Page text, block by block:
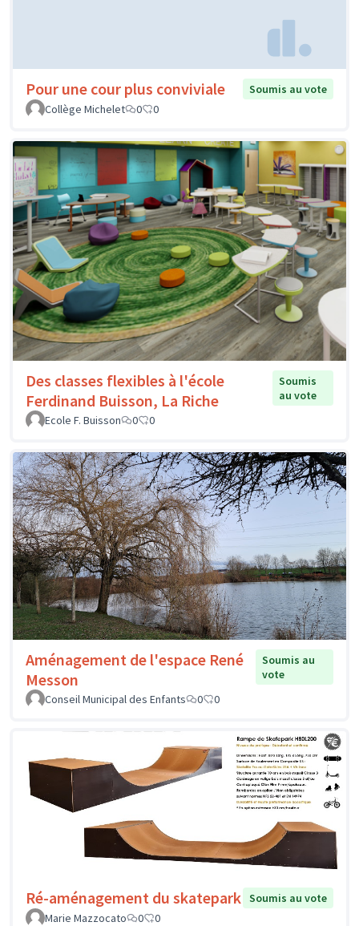
Pour une cour plus conviviale
Soumis au vote
Collège Michelet
0 0
Des classes flexibles à l'école
Ferdinand Buisson, La Riche
Soumis
au vote
Ecole F. Buisson
0 0
Aménagement de l'espace René
Messon
Soumis au
vote
Conseil Municipal des Enfants
0 0
Ré-aménagement du skatepark Soumis au vote
Marie Mazzocato
0 0